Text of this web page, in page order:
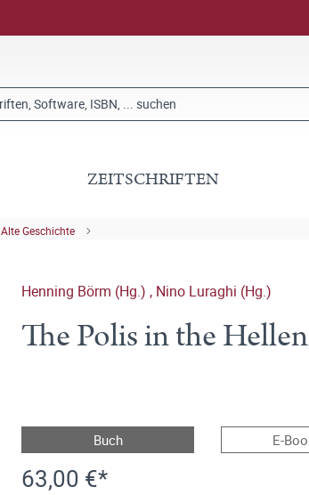
ZEITSCHRIFTEN
Alte Geschichte
Henning Börm (Hg.) , Nino Luraghi (Hg.)
The Polis in the
Buch E-
63,00 €*